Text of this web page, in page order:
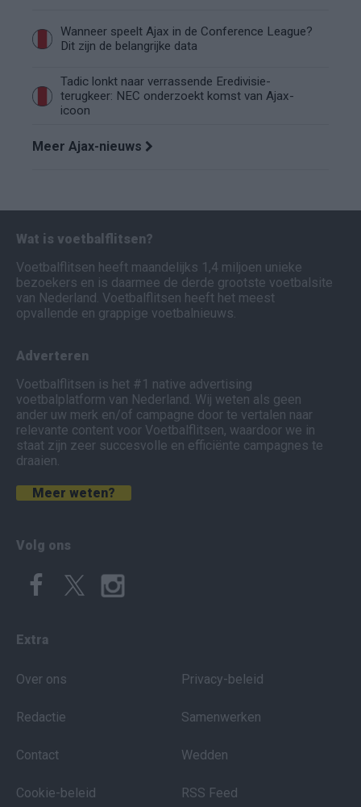
Wanneer speelt Ajax in de Conference League?
Dit zijn de belangrijke data
Tadic lonkt naar verrassende Eredivisie-
terugkeer: NEC onderzoekt komst van Ajax-
icoon
Meer Ajax-nieuws
Wat is voetbalflitsen?
Voetbalflitsen heeft maandelijks 1,4 miljoen unieke
bezoekers en is daarmee de derde grootste voetbalsite
van Nederland. Voetbalflitsen heeft het meest
opvallende en grappige voetbalnieuws.
Adverteren
Voetbalflitsen is het #1 native advertising
voetbalplatform van Nederland. Wij weten als geen
ander uw merk en/of campagne door te vertalen naar
relevante content voor Voetbalflitsen, waardoor we in
staat zijn zeer succesvolle en efficiënte campagnes te
draaien.
Meer weten?
Volg ons
Extra
Over ons
Redactie
Contact
Cookie-beleid
Privacy-beleid
Samenwerken
Wedden
RSS Feed